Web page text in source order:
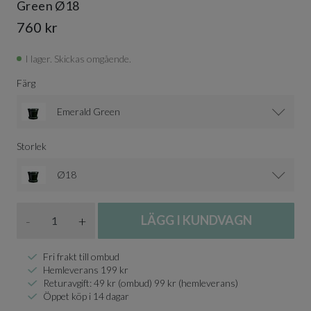
Green Ø18
760 kr
I lager. Skickas omgående.
Färg
Emerald Green
Storlek
Ø18
- + LÄGG I KUNDVAGN
Fri frakt till ombud
Hemleverans 199 kr
Returavgift: 49 kr (ombud) 99 kr (hemleverans)
Öppet köp i 14 dagar